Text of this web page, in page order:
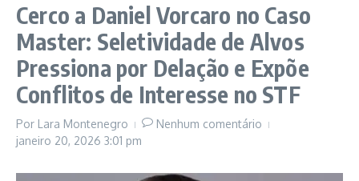
Cerco a Daniel Vorcaro no Caso
Master: Seletividade de Alvos
Pressiona por Delação e Expõe
Conflitos de Interesse no STF
Por Lara Montenegro
Nenhum comentário
janeiro 20, 2026 3:01 pm